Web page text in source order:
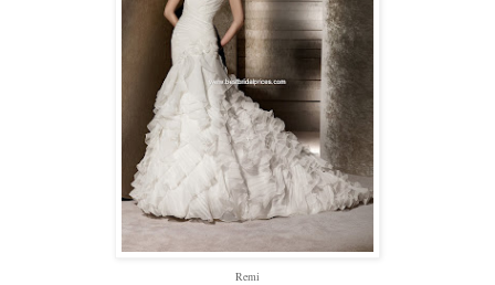
Remi